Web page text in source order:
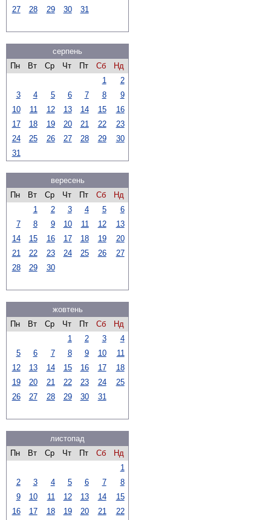
27
28 29 30 31
серпень
Пн
Вт Ср Чт Пт Сб
Нд
1
2
3
4 5 6 7 8
9
10
11 12 13 14 15
16
17
18 19 20 21 22
23
24
25 26 27 28 29
30
31
вересень
Пн
Вт Ср Чт Пт Сб
Нд
1
2 3 4 5
6
7
8 9 10 11 12
13
14
15 16 17 18 19
20
21
22 23 24 25 26
27
28
29 30
жовтень
Пн
Вт Ср Чт Пт Сб
Нд
1
2 3
4
5
6 7 8 9 10
11
12
13 14 15 16 17
18
19
20 21 22 23 24
25
26
27 28 29 30 31
листопад
Пн
Вт Ср Чт Пт Сб
Нд
1
2
3 4 5 6 7
8
9
10 11 12 13 14
15
16
17 18 19 20 21 22